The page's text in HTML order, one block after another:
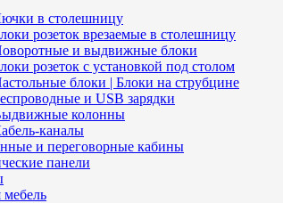
в столешницу
розеток врезаемые в столешницу
и выдвижные блоки
розеток с установкой под столом
блоки | Блоки на струбцине
и USB зарядки
колонны
каналы
и переговорные кабины
панели